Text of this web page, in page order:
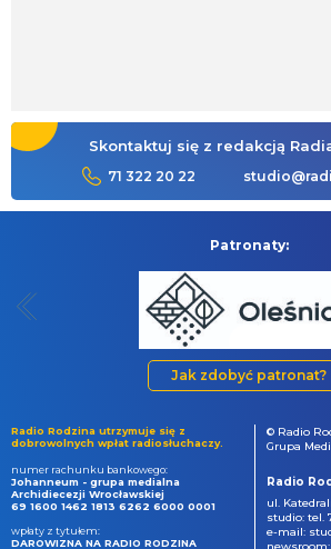
Skontaktuj się z redakcją
71 322 20 22
Patronaty:
Jak zdobyć patronat?
Radio Rodzina utrzymuje się z
dobrowolnych wpłat radiosłuchaczy.
numer rachunku bankowego:
Johanneum - grupa medialna
Archidiecezji Wrocławskiej
69 1600 1462 1813 6262 6000 0001
wpłaty z tytułem:
DAROWIZNA NA RADIO RODZINA
© Radio
Grupa
Radio
ul.
studio: tel.
e-mail: